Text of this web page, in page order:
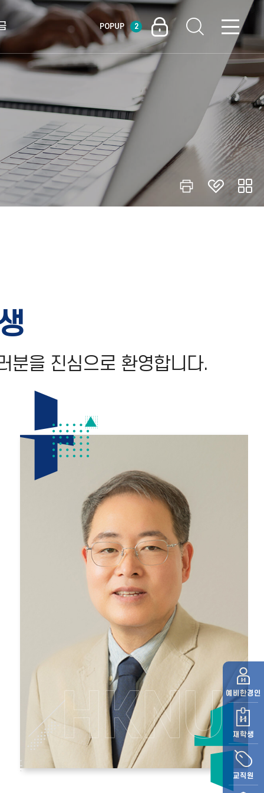
POPUP 2
예비한경인
재학생
교직원
을 진심으로 환영합니다.